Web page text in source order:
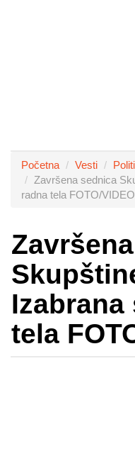
Početna Vesti
Završena sednica
radna tela FOTO/VIDEO
Izabrana
tela